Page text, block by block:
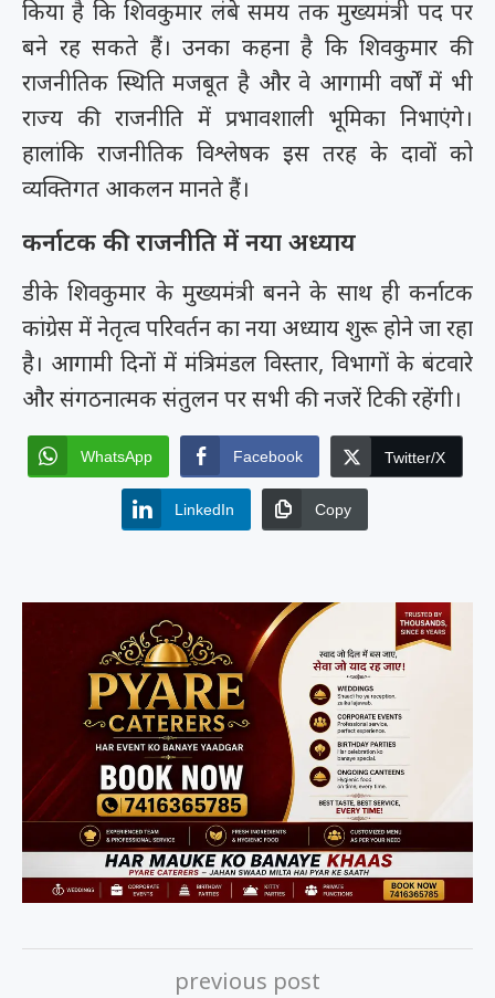
किया है कि शिवकुमार लंबे समय तक मुख्यमंत्री पद पर
बने रह सकते हैं। उनका कहना है कि शिवकुमार की
राजनीतिक स्थिति मजबूत है और वे आगामी वर्षों में भी
राज्य की राजनीति में प्रभावशाली भूमिका निभाएंगे।
हालांकि राजनीतिक विश्लेषक इस तरह के दावों को
व्यक्तिगत आकलन मानते हैं।
कर्नाटक की राजनीति में नया अध्याय
डीके शिवकुमार के मुख्यमंत्री बनने के साथ ही कर्नाटक
कांग्रेस में नेतृत्व परिवर्तन का नया अध्याय शुरू होने जा रहा
है। आगामी दिनों में मंत्रिमंडल विस्तार, विभागों के बंटवारे
और संगठनात्मक संतुलन पर सभी की नजरें टिकी रहेंगी।
WhatsApp Facebook Twitter/X
LinkedIn Copy
previous post